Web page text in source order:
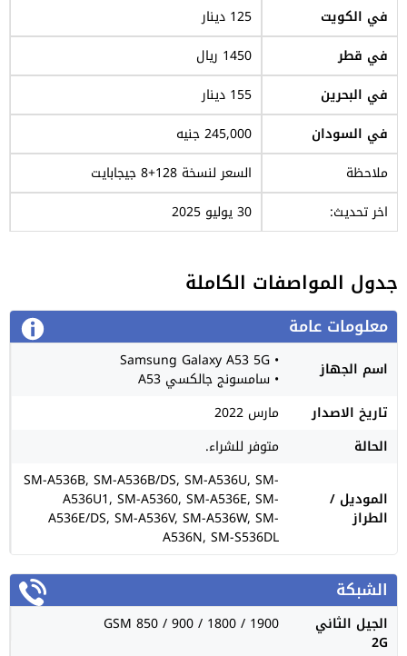
في الكويت
125 دينار
في قطر
1450 ريال
في البحرين
155 دينار
في السودان
245,000 جنيه
ملاحظة
السعر لنسخة 128+8 جيجابايت
اخر تحديث:
30 يوليو 2025
جدول المواصفات الكاملة
معلومات عامة
اسم الجهاز • Samsung Galaxy A53 5G
• سامسونج جالكسي A53
تاريخ الاصدار
مارس 2022
الحالة
متوفر للشراء.
الموديل /
الطراز
SM-A536B, SM-A536B/DS, SM-A536U, SM-
A536U1, SM-A5360, SM-A536E, SM-
A536E/DS, SM-A536V, SM-A536W, SM-
A536N, SM-S536DL
الشبكة
الجيل الثاني
2G
GSM 850 / 900 / 1800 / 1900